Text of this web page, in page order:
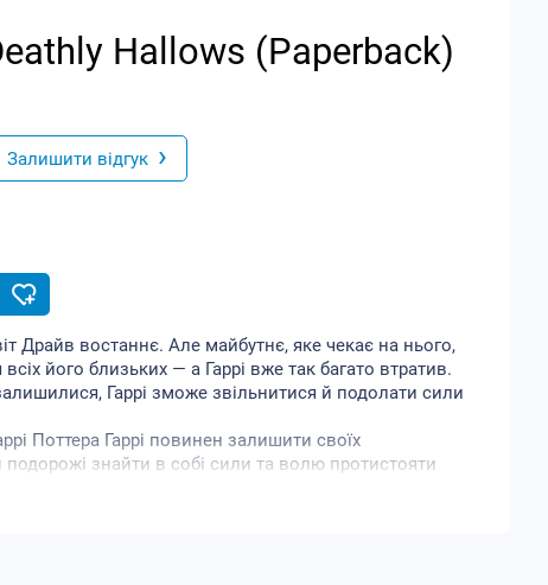
Hallows (Paperback)
Залишити відгук ›
Драйв востаннє. Але майбутнє, яке чекає на нього,
його близьких — а Гаррі вже так багато втратив.
Гаррі зможе звільнитися й подолати сили
Поттера Гаррі повинен залишити своїх
подорожі знайти в собі сили та волю протистояти
з якою він сам повинен боротися.